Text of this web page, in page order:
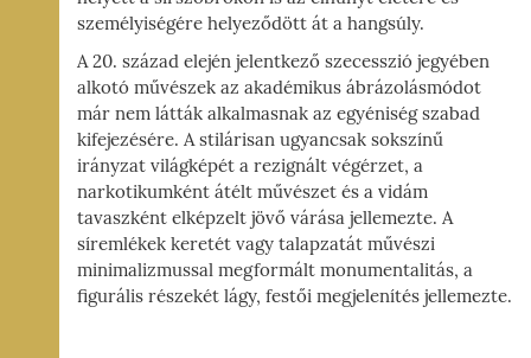
személyiségére helyeződött át a hangsúly.
A 20. század elején jelentkező szecesszió jegyében
alkotó művészek az akadémikus ábrázolásmódot
már nem látták alkalmasnak az egyéniség szabad
kifejezésére. A stilárisan ugyancsak sokszínű
irányzat világképét a rezignált végérzet, a
narkotikumként átélt művészet és a vidám
tavaszként elképzelt jövő várása jellemezte. A
síremlékek keretét vagy talapzatát művészi
minimalizmussal megformált monumentalitás, a
figurális részekét lágy, festői megjelenítés jellemezte.